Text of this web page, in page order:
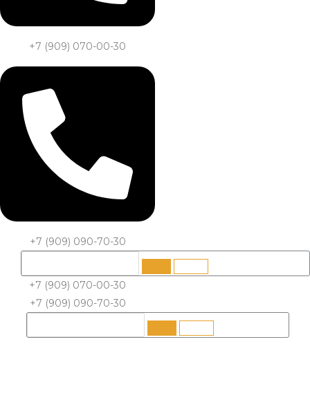
+7 (909) 070-00-30
+7 (909) 090-70-30
+7 (909) 070-00-30
+7 (909) 090-70-30